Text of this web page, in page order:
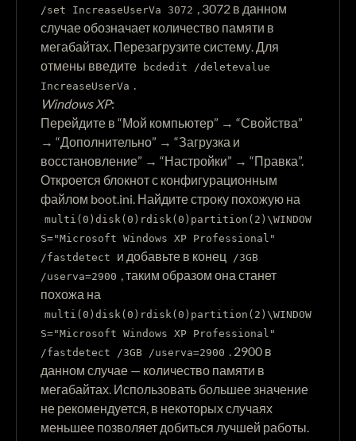
/set IncreaseUserVa 3072 , 3072 в данном
случае обозначает количество памяти в
мегабайтах. Перезагрузите систему. Для
отмены введите
bcdedit /deletevalue
IncreaseUserVa .
Windows XP:
Перейдите в “Мой компьютер” → “Свойства”
→ “Дополнительно” → “Загрузка и
восстановление” → “Настройки” → “Правка”.
Откроется блокнот с конфигурационным
файлом boot.ini. Найдите строку похожую на
multi(0)disk(0)rdisk(0)partition(2)\WINDOW
S="Microsoft Windows XP Professional"
/fastdetect
и добавьте в конец
/3GB
/userva=2900 , таким образом она станет
похожа на
multi(0)disk(0)rdisk(0)partition(2)\WINDOW
S="Microsoft Windows XP Professional"
/fastdetect /3GB /userva=2900 . 2900 в
данном случае — количество памяти в
мегабайтах. Использовать большее значение
не рекомендуется, в некоторых случаях
меньшее позволяет добиться лучшей работы.